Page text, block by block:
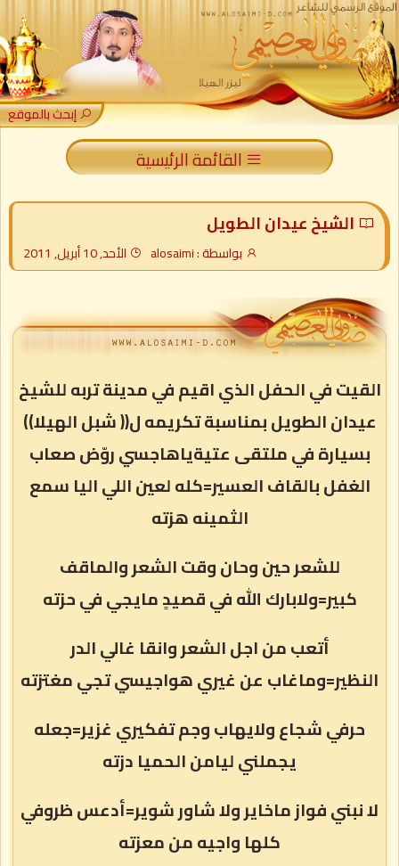
إبحث بالموقع
القائمة الرئيسية
الشيخ عيدان الطويل
بواسطة : alosaimi الأحد, 10 أبريل, 2011
القيت في الحفل الذي اقيم في مدينة تربه للشيخ
عيدان الطويل بمناسبة تكريمه ل(( شبل الهيلا))
بسيارة في ملتقى عتيةياهاجسي روّض صعاب
الغفل بالقاف العسير=كله لعين اللي اليا سمع
الثمينه هزته
للشعر حين وحان وقت الشعر والماقف
كبير=ولابارك الله في قصيدٍ مايجي في حزته
أتعب من اجل الشعر وانقا غالي الدر
النظير=وماغاب عن غيري هواجيسي تجي مغتزته
حرفي شجاع ولايهاب وجم تفكيري غزير=جعله
يجملني ليامن الحميا دزته
لا نبني فواز ماخاير ولا شاور شوير=أدعس ظروفي
كلها واجيه من معزته